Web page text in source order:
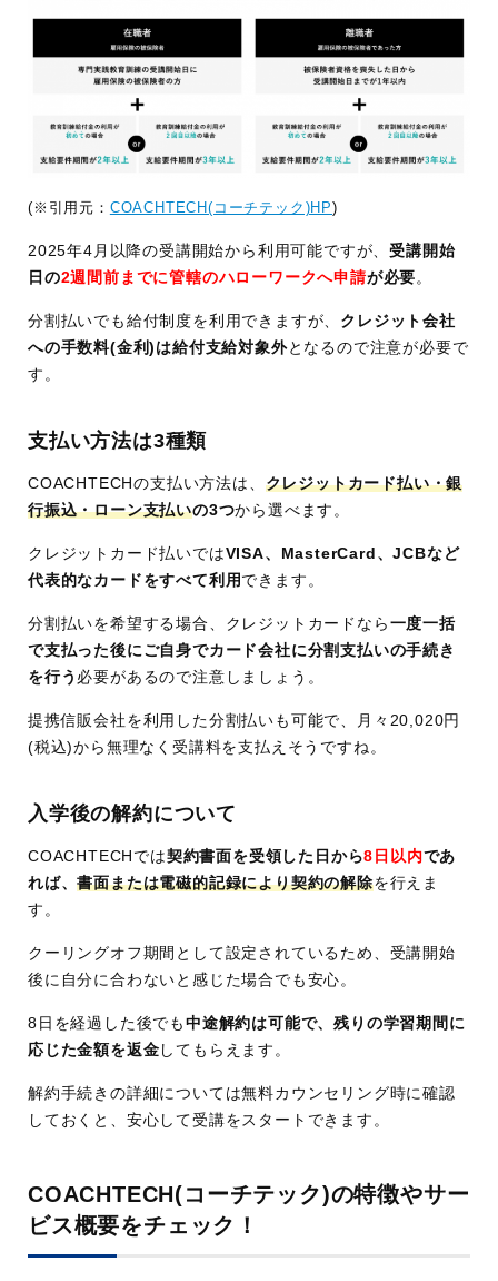
(※引用元： COACHTECH(コーチテック)HP)
2025年4月以降の受講開始から利用可能ですが、受講開始
日の2週間前までに管轄のハローワークへ申請が必要 。
分割払いでも給付制度を利用できますが、 クレジット会社
への手数料(金利)は給付支給対象外となるので注意が必要で
す。
支払い方法は3種類
COACHTECHの支払い方法は、 クレジットカード払い・銀
行振込・ローン支払いの3つから選べます。
クレジットカード払いではVISA、MasterCard、JCBなど
代表的なカードをすべて利用 できます。
分割払いを希望する場合、クレジットカードなら 一度一括
で支払った後にご自身でカード会社に分割支払いの手続き
を行う 必要があるので注意しましょう。
提携信販会社を利用した分割払いも可能で、月々20,020円
(税込)から無理なく受講料を支払えそうですね。
入学後の解約について
COACHTECHでは契約書面を受領した日から8日以内であ
れば、書面または電磁的記録により契約の解除を行えま
す。
クーリングオフ期間として設定されているため、受講開始
後に自分に合わないと感じた場合でも安心。
8日を経過した後でも 中途解約は可能で、残りの学習期間に
応じた金額を返金 してもらえます。
解約手続きの詳細については無料カウンセリング時に確認
しておくと、安心して受講をスタートできます。
COACHTECH(コーチテック)の特徴やサー
ビス概要をチェック！